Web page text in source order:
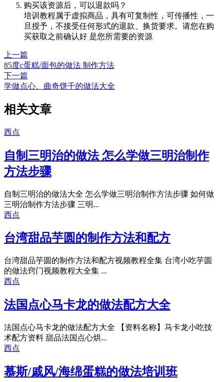
购买该资源后，可以退款吗？
培训教程属于虚拟商品，具有可复制性，可传播性，一
旦授予，不接受任何形式的退款、换货要求。请您在购
买获取之前确认好 是您所需要的资源
上一篇
85度c蛋糕/面包的做法 制作方法
下一篇
学做点心、曲奇饼干的做法大全
相关文章
西点
自制三明治的做法 怎么学做三明治制作
方法步骤
自制三明治的做法大全 怎么学做三明治制作方法步骤 如何做
三明治制作方法步骤 三明...
西点
台湾甜品芋圆的制作方法和配方
台湾甜品芋圆的制作方法和配方视频教程全集 台湾小吃芋圆
的做法窍门视频教程大全集 ...
西点
法国点心马卡龙的做法配方大全
法国点心马卡龙的做法配方大全 【资料名称】马卡龙小吃技
术配方资料 甜品法国点心烘...
西点
慕斯/戚风/海绵蛋糕的做法培训班